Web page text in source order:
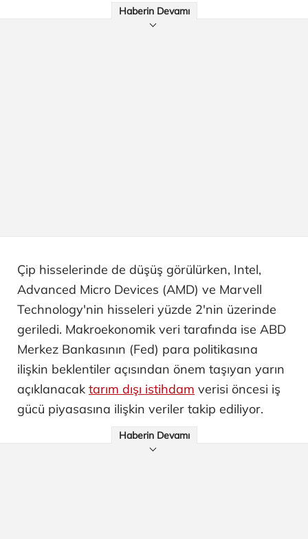
Haberin Devamı
Çip hisselerinde de düşüş görülürken, Intel,
Advanced Micro Devices (AMD) ve Marvell
Technology'nin hisseleri yüzde 2'nin üzerinde
geriledi. Makroekonomik veri tarafında ise ABD
Merkez Bankasının (Fed) para politikasına
ilişkin beklentiler açısından önem taşıyan yarın
açıklanacak tarım dışı istihdam verisi öncesi iş
gücü piyasasına ilişkin veriler takip ediliyor.
Haberin Devamı